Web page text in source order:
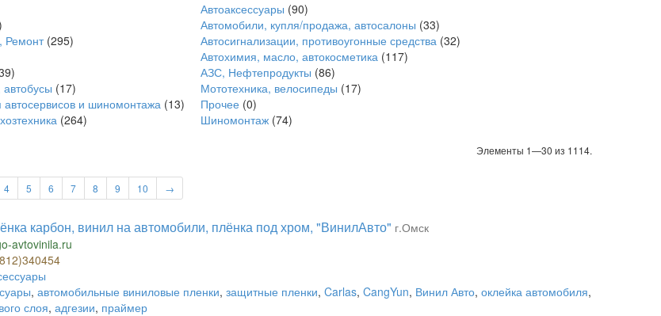
Автоаксессуары (90)
Автомобили, купля/продажа, автосалоны (33)
Ремонт(295) Автосигнализации, противоугонные средства (32)
Автохимия, масло, автокосметика (117)
АЗС, Нефтепродукты (86)
(17) Мототехника, велосипеды (17)
и шиномонтажа (13) Прочее (0)
(264) Шиномонтаж (74)
Элементы 1—30 из 1114.
4 5 6 7 8 9 10 →
карбон, винил на автомобили, плёнка под хром, "ВинилАвто" г.Омск
avtovinila.ru
, автомобильные виниловые пленки, защитные пленки, Carlas, CangYun, Винил Авто, оклейка автомобиля,
слоя, адгезии, праймер